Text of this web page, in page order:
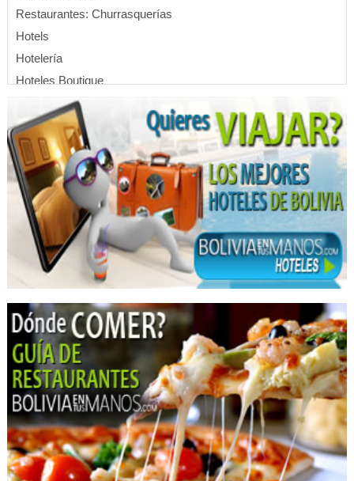
Restaurantes: Churrasquerías
Hotels
Hotelería
Hoteles Boutique
Centro de Convenciones
Hoteles Resort
Eventos
Convenciones
Apart Hoteles
SPA
Salones de Eventos
Hospedajes